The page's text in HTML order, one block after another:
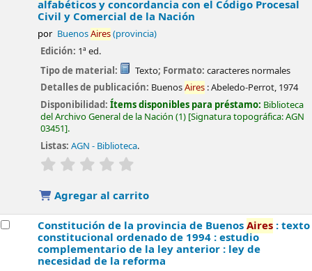
alfabéticos y concordancia con el Código Procesal
Civil y Comercial de la Nación
por BuenosAires(provincia)
Edición: 1ª ed.
Tipo de material:
Texto; Formato: caracteres normales
Detalles de publicación: BuenosAires :Abeledo-Perrot, 1974
Disponibilidad:Ítems disponibles para préstamo: Biblioteca
del Archivo General de la Nación (1) Signatura topográfica:AGN
03451 .
Listas: AGN - Biblioteca.
valoración
Agregar al carrito
Constitución de la provincia de BuenosAires : texto
constitucional ordenado de 1994 : estudio
complementario de la ley anterior : ley de
necesidad de la reforma